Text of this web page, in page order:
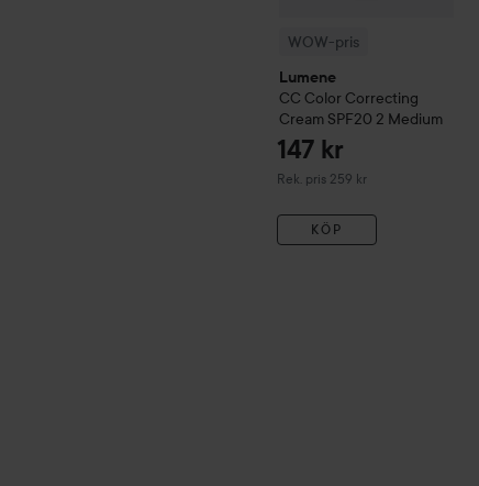
WOW-pris
Lumene
CC Color Correcting
Cream SPF20 2 Medium
147 kr
Rek. pris 259 kr
Rekommenderat pris 259 kr
KÖP